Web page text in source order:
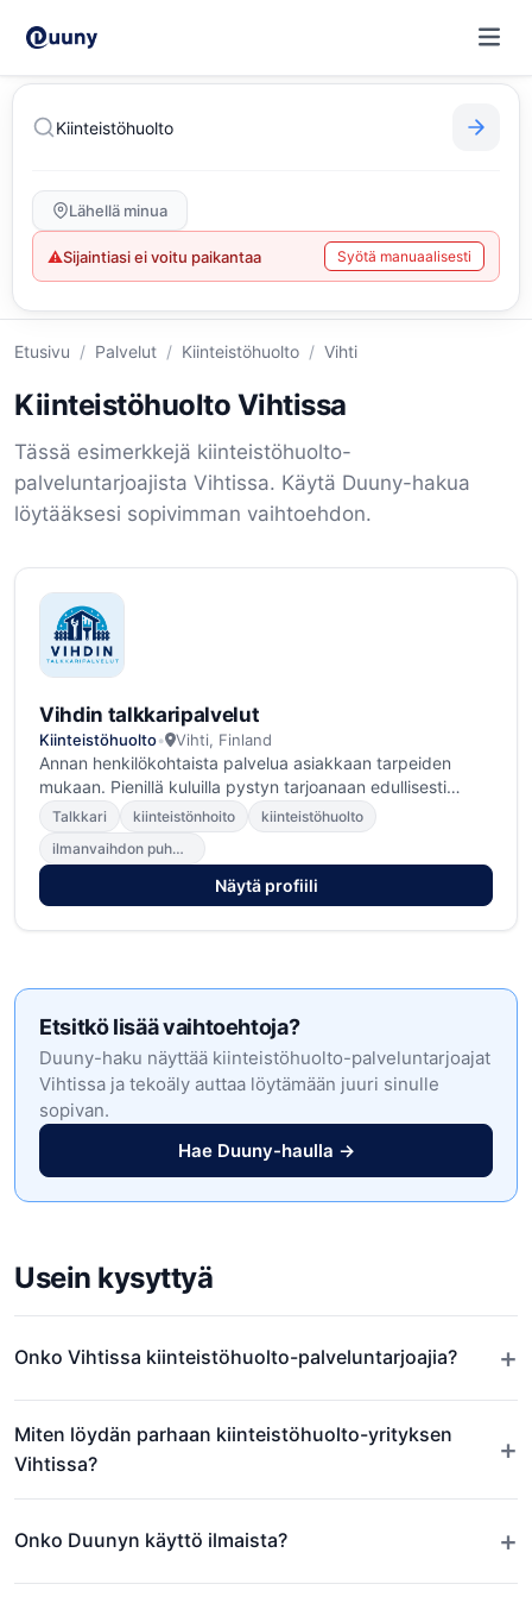
Lähellä minua
⚠Sijaintiasi ei voitu paikantaa Syötä manuaalisesti
Etusivu / Palvelut / Kiinteistöhuolto / Vihti
Kiinteistöhuolto Vihtissa
Tässä esimerkkejä kiinteistöhuolto-
palveluntarjoajista Vihtissa. Käytä Duuny-hakua
löytääksesi sopivimman vaihtoehdon.
Vihdin talkkaripalvelut
Kiinteistöhuolto• Vihti, Finland
Annan henkilökohtaista palvelua asiakkaan tarpeiden
mukaan. Pienillä kuluilla pystyn tarjoanaan edullisesti
palveluita
Talkkari kiinteistönhoito
kiinteistöhuolto
ilmanvaihdon puhdistus
Näytä profiili
Etsitkö lisää vaihtoehtoja?
Duuny-haku näyttää kiinteistöhuolto-palveluntarjoajat
Vihtissa ja tekoäly auttaa löytämään juuri sinulle
sopivan.
Hae Duuny-haulla →
Usein kysyttyä
Onko Vihtissa kiinteistöhuolto-palveluntarjoajia? +
Miten löydän parhaan kiinteistöhuolto-yrityksen
Vihtissa?
+
Onko Duunyn käyttö ilmaista? +